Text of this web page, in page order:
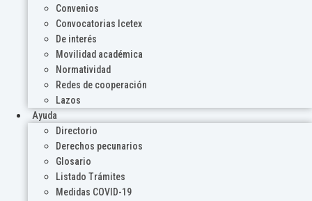
Convenios
Convocatorias Icetex
De interés
Movilidad académica
Normatividad
Redes de cooperación
Lazos
Ayuda
Directorio
Derechos pecunarios
Glosario
Listado Trámites
Medidas COVID-19